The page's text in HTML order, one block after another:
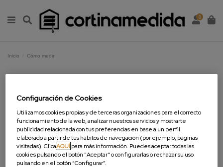
0
Inicio Cómo medir
Cómo medir
A la hora de realizar nuestro pedido, y
hacer la medición inicial, muchas veces
tenemos dudas de si lo que estamos
midiendo es correcto y nuestra cortina o
estor nos va a quedar bien.
Para ello, Cortinamedida ha confeccionado unas guías de
medición rápida para que esta tarea resulte fácil y sencilla,
Configuración de Cookies
Utilizamos cookies propias y de terceras organizaciones para el correcto
funcionamiento de la web, analizar nuestros servicios y mostrarte
publicidad relacionada con tus preferencias en base a un perfil
elaborado a partir de tus hábitos de navegación (por ejemplo, páginas
visitadas). ClicaAQUÍ para más información. Puedes aceptar todas las
cookies pulsando el botón "Aceptar" o configurarlas o rechazar su uso
pulsando en el botón “Configurar”.